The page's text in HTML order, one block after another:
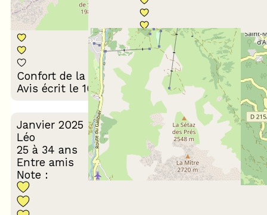
Confort de la literie
Décoration du
logement
Avis écrit le 10/04/2025
Janvier 2025
Léo
25 à 34 ans
Entre amis
Note :